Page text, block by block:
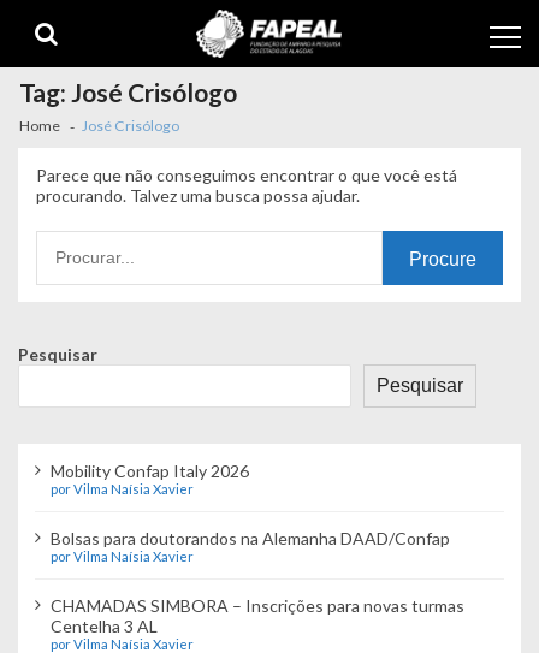
navigation
content
Tag:José Crisólogo
Home José Crisólogo
Parece que não conseguimos encontrar o que você está
procurando. Talvez uma busca possa ajudar.
por:
Pesquisar
Pesquisar
Mobility Confap Italy 2026
por Vilma Naísia Xavier
Bolsas para doutorandos na Alemanha DAAD/Confap
por Vilma Naísia Xavier
CHAMADAS SIMBORA – Inscrições para novas turmas
Centelha 3 AL
por Vilma Naísia Xavier